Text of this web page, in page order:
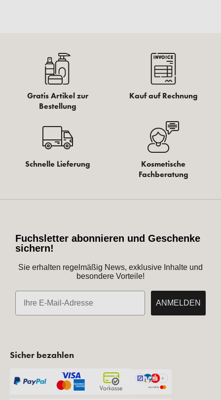
Gratis Artikel zur
Bestellung
Kauf auf Rechnung
Schnelle Lieferung
Kosmetische
Fachberatung
Fuchsletter abonnieren und Geschenke
sichern!
Sie erhalten regelmäßig News, exklusive Inhalte und
besondere Vorteile!
E-Mail
ANMELDEN
Sicher bezahlen